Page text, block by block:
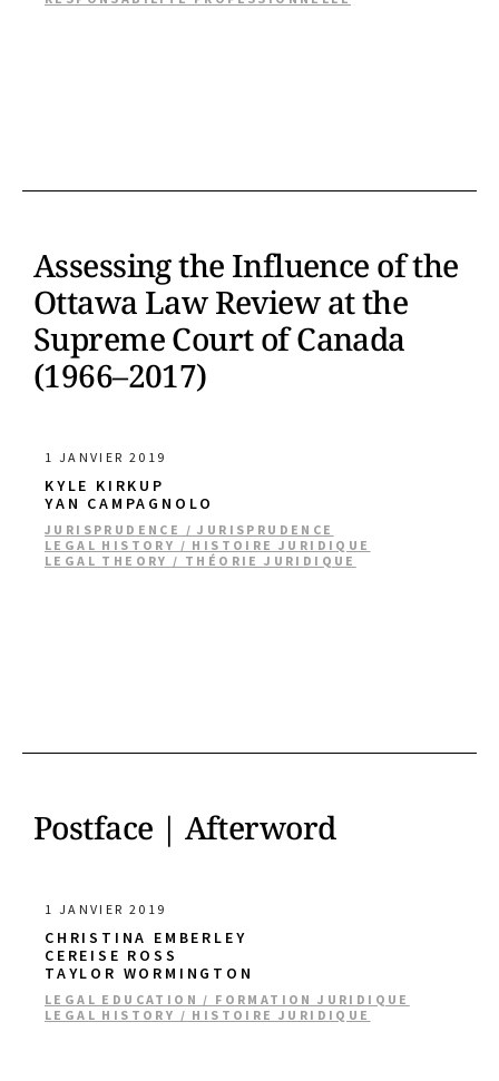
Assessing the Influence of the
Ottawa Law Review at the
Supreme Court of Canada
(1966–2017)
1 JANVIER 2019
KYLE KIRKUP
YAN CAMPAGNOLO
JURISPRUDENCE / JURISPRUDENCE
LEGAL HISTORY / HISTOIRE JURIDIQUE
LEGAL THEORY / THÉORIE JURIDIQUE
Postface | Afterword
1 JANVIER 2019
CHRISTINA EMBERLEY
CEREISE ROSS
TAYLOR WORMINGTON
LEGAL EDUCATION / FORMATION JURIDIQUE
LEGAL HISTORY / HISTOIRE JURIDIQUE